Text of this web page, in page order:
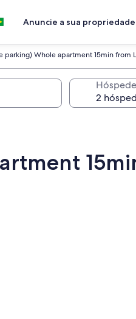
Anuncie a sua propriedade
parking) Whole apartment 15min from